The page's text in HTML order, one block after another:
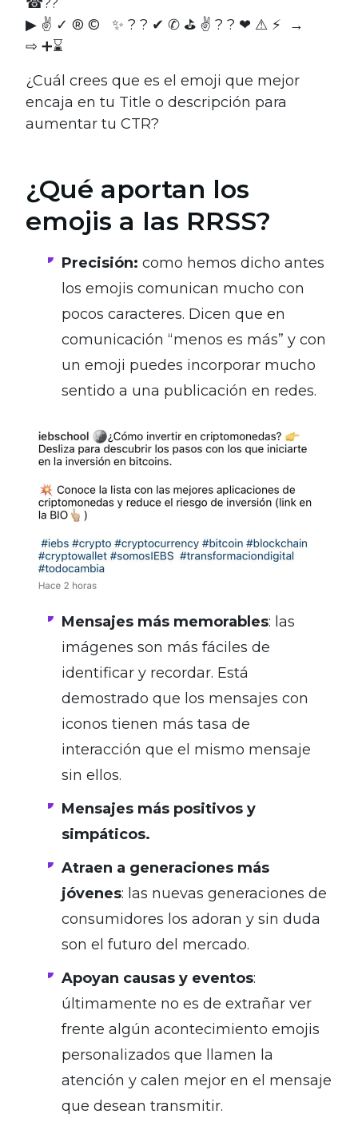
▶ ✌ ✓ ® © ✨ ? ? ✔ ✆ ⛳ ✌ ? ? ❤ ⚠ ⚡ →
⇨ ➕⌛
¿Cuál crees que es el emoji que mejor
encaja en tu Title o descripción para
aumentar tu CTR?
¿Qué aportan los
emojis a las RRSS?
Precisión: como hemos dicho antes
los emojis comunican mucho con
pocos caracteres. Dicen que en
comunicación “menos es más” y con
un emoji puedes incorporar mucho
sentido a una publicación en redes.
Mensajes más memorables: las
imágenes son más fáciles de
identificar y recordar. Está
demostrado que los mensajes con
iconos tienen más tasa de
interacción que el mismo mensaje
sin ellos.
Mensajes más positivos y
simpáticos.
Atraen a generaciones más
jóvenes: las nuevas generaciones de
consumidores los adoran y sin duda
son el futuro del mercado.
Apoyan causas y eventos:
últimamente no es de extrañar ver
frente algún acontecimiento emojis
personalizados que llamen la
atención y calen mejor en el mensaje
que desean transmitir.